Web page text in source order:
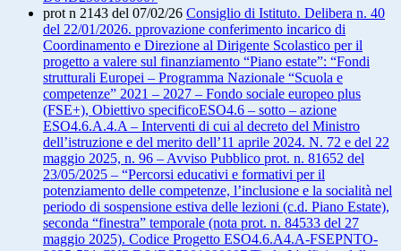
prot n 2143 del 07/02/26 Consiglio di Istituto. Delibera n. 40
del 22/01/2026. pprovazione conferimento incarico di
Coordinamento e Direzione al Dirigente Scolastico per il
progetto a valere sul finanziamento “Piano estate”: “Fondi
strutturali Europei – Programma Nazionale “Scuola e
competenze” 2021 – 2027 – Fondo sociale europeo plus
(FSE+), Obiettivo specificoESO4.6 – sotto – azione
ESO4.6.A.4.A – Interventi di cui al decreto del Ministro
dell’istruzione e del merito dell’11 aprile 2024. N. 72 e del 22
maggio 2025, n. 96 – Avviso Pubblico prot. n. 81652 del
23/05/2025 – “Percorsi educativi e formativi per il
potenziamento delle competenze, l’inclusione e la socialità nel
periodo di sospensione estiva delle lezioni (c.d. Piano Estate),
seconda “finestra” temporale (nota prot. n. 84533 del 27
maggio 2025). Codice Progetto ESO4.6.A4.A-FSEPNTO-